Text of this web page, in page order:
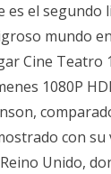
es el segundo
mundo
Cine Teatro
1080P
con su
Unido,